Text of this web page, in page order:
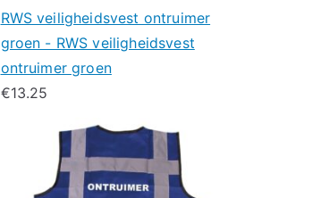
RWS veiligheidsvest ontruimer
groen - RWS veiligheidsvest
ontruimer groen
€13.25